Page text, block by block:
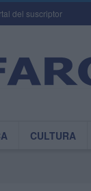
del suscriptor
CULTURA